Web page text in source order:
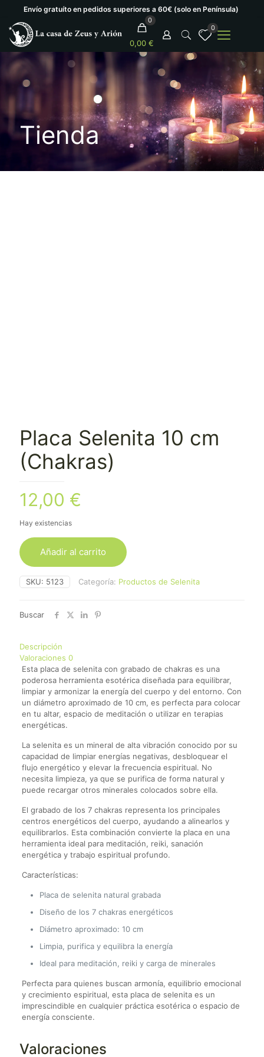
Envío gratuíto en pedidos superiores a 60€ (solo en Península)
0
0,00 €
0
Tienda
Placa Selenita 10 cm
(Chakras)
12,00 €
Hay existencias
Añadir al carrito
SKU: 5123 Categoría: Productos de Selenita
Buscar
Descripción
Valoraciones 0
Esta placa de selenita con grabado de chakras es una
poderosa herramienta esotérica diseñada para equilibrar,
limpiar y armonizar la energía del cuerpo y del entorno. Con
un diámetro aproximado de 10 cm, es perfecta para colocar
en tu altar, espacio de meditación o utilizar en terapias
energéticas.
La selenita es un mineral de alta vibración conocido por su
capacidad de limpiar energías negativas, desbloquear el
flujo energético y elevar la frecuencia espiritual. No
necesita limpieza, ya que se purifica de forma natural y
puede recargar otros minerales colocados sobre ella.
El grabado de los 7 chakras representa los principales
centros energéticos del cuerpo, ayudando a alinearlos y
equilibrarlos. Esta combinación convierte la placa en una
herramienta ideal para meditación, reiki, sanación
energética y trabajo espiritual profundo.
Características:
Placa de selenita natural grabada
Diseño de los 7 chakras energéticos
Diámetro aproximado: 10 cm
Limpia, purifica y equilibra la energía
Ideal para meditación, reiki y carga de minerales
Perfecta para quienes buscan armonía, equilibrio emocional
y crecimiento espiritual, esta placa de selenita es un
imprescindible en cualquier práctica esotérica o espacio de
energía consciente.
Valoraciones